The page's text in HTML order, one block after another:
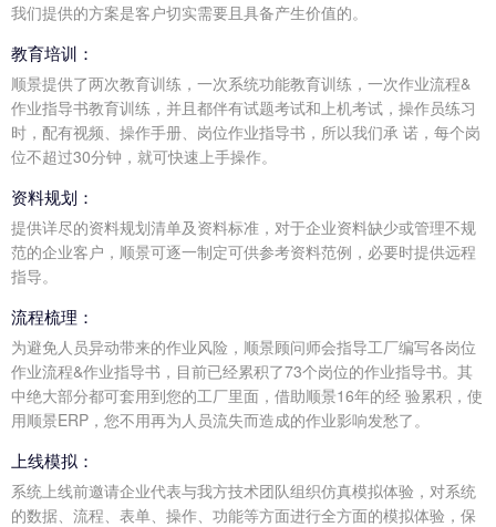
我们提供的方案是客户切实需要且具备产生价值的。
教育培训：
顺景提供了两次教育训练，一次系统功能教育训练，一次作业流程&
作业指导书教育训练，并且都伴有试题考试和上机考试，操作员练习
时，配有视频、操作手册、岗位作业指导书，所以我们承 诺，每个岗
位不超过30分钟，就可快速上手操作。
资料规划：
提供详尽的资料规划清单及资料标准，对于企业资料缺少或管理不规
范的企业客户，顺景可逐一制定可供参考资料范例，必要时提供远程
指导。
流程梳理：
为避免人员异动带来的作业风险，顺景顾问师会指导工厂编写各岗位
作业流程&作业指导书，目前已经累积了73个岗位的作业指导书。其
中绝大部分都可套用到您的工厂里面，借助顺景16年的经 验累积，使
用顺景ERP，您不用再为人员流失而造成的作业影响发愁了。
上线模拟：
系统上线前邀请企业代表与我方技术团队组织仿真模拟体验，对系统
的数据、流程、表单、操作、功能等方面进行全方面的模拟体验，保